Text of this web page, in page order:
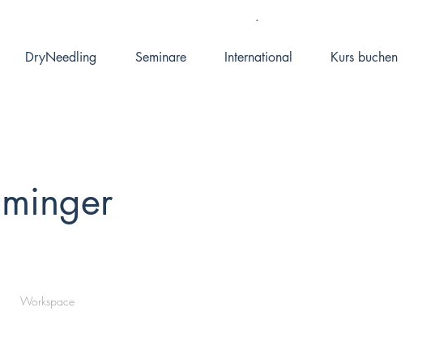
.
DryNeedling Seminare International Kurs buchen
Workspace